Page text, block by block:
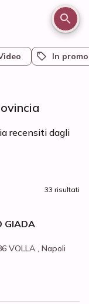
In promo
recensiti dagli
33 risultati
GIADA
VIA DON LUIGI STURZO, 86 VOLLA , Napoli